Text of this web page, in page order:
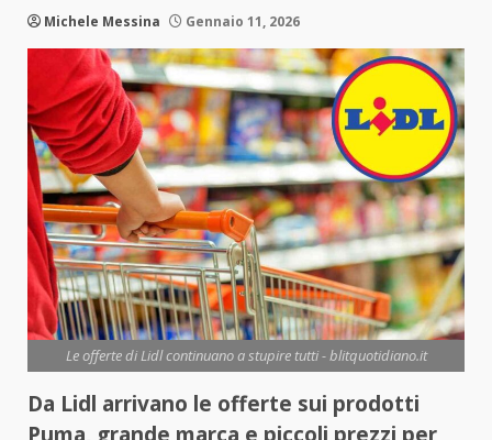
Michele Messina Gennaio 11, 2026
Le offerte di Lidl continuano a stupire tutti - blitquotidiano.it
Da Lidl arrivano le offerte sui prodotti